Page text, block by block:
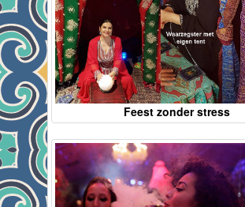
Feest zonder stress